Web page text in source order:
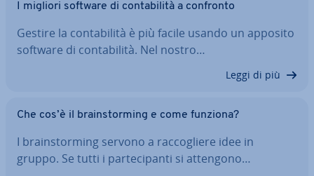
I migliori software di con­ta­bi­li­tà a confronto
Gestire la con­ta­bi­li­tà è più facile usando un apposito
software di con­ta­bi­li­tà. Nel nostro…
Leggi di più
Che cos’è il brain­stor­ming e come funziona?
I brain­stor­ming servono a rac­co­glie­re idee in
gruppo. Se tutti i par­te­ci­pan­ti si attengono…